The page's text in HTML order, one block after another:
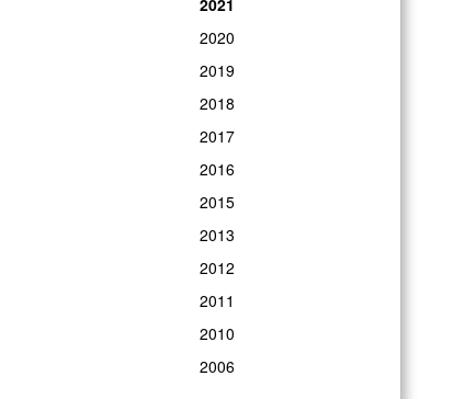
2021
2020
2019
2018
2017
2016
2015
2013
2012
2011
2010
2006